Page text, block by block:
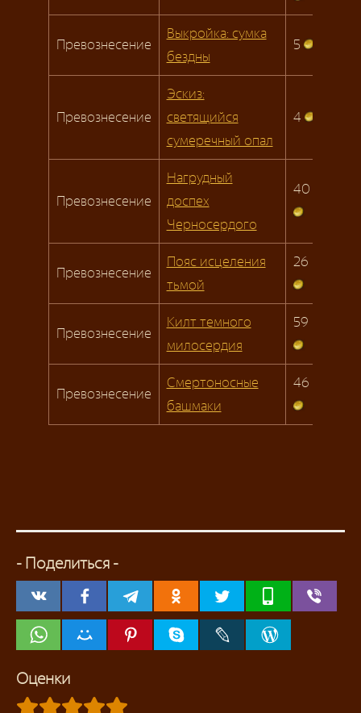
Превознесение
Выкройка: сумка
бездны
5
Превознесение
Эскиз:
светящийся
сумеречный опал
4
Превознесение
Нагрудный
доспех
Черносердого
40
Превознесение
Пояс исцеления
тьмой
26
Превознесение
Килт темного
милосердия
59
Превознесение
Смертоносные
башмаки
46
- Поделиться -
Оценки